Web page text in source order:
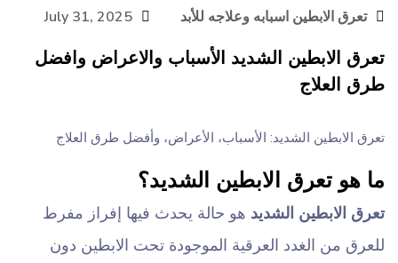
تعرق الابطين اسبابه وعلاجه للأبد July 31, 2025
تعرق الابطين الشديد الأسباب والاعراض وافضل
طرق العلاج
تعرق الابطين الشديد: الأسباب، الأعراض، وأفضل طرق العلاج
ما هو تعرق الابطين الشديد؟
تعرق الابطين الشديد هو حالة يحدث فيها إفراز مفرط
للعرق من الغدد العرقية الموجودة تحت الابطين دون